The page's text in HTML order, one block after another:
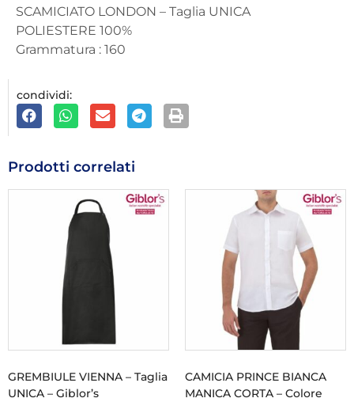
SCAMICIATO LONDON – Taglia UNICA
POLIESTERE 100%
Grammatura : 160
condividi:
Prodotti correlati
GREMBIULE VIENNA – Taglia
UNICA – Giblor’s
CAMICIA PRINCE BIANCA
MANICA CORTA – Colore